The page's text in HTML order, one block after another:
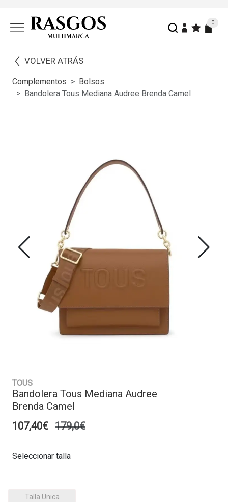
0
VOLVER ATRÁS
Complementos
Bolsos
Bandolera Tous Mediana Audree Brenda Camel
TOUS
Bandolera Tous Mediana Audree
Brenda Camel
107,40€ 179,0€
Seleccionar talla
Talla Unica